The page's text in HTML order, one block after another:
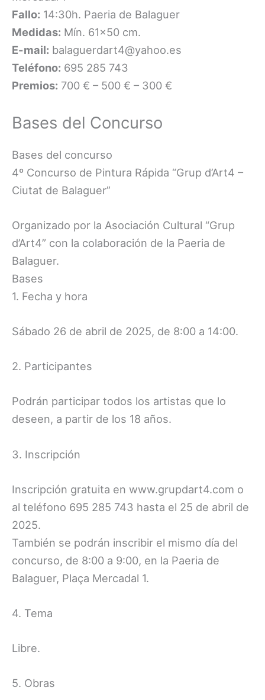
Fallo: 14:30h. Paeria de Balaguer
Medidas: Mín. 61×50 cm.
E-mail: balaguerdart4@yahoo.es
Teléfono: 695 285 743
Premios: 700 € – 500 € – 300 €
Bases del Concurso
Bases del concurso
4º Concurso de Pintura Rápida “Grup d’Art4 –
Ciutat de Balaguer”
Organizado por la Asociación Cultural “Grup
d’Art4” con la colaboración de la Paeria de
Balaguer.
Bases
1. Fecha y hora
Sábado 26 de abril de 2025, de 8:00 a 14:00.
2. Participantes
Podrán participar todos los artistas que lo
deseen, a partir de los 18 años.
3. Inscripción
Inscripción gratuita en www.grupdart4.com o
al teléfono 695 285 743 hasta el 25 de abril de
2025.
También se podrán inscribir el mismo día del
concurso, de 8:00 a 9:00, en la Paeria de
Balaguer, Plaça Mercadal 1.
4. Tema
Libre.
5. Obras